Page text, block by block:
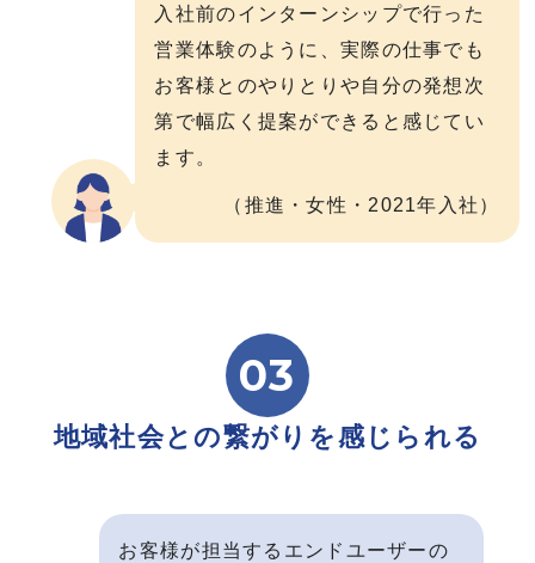
入社前のインターンシップで行った
営業体験のように、実際の仕事でも
お客様とのやりとりや自分の発想次
第で幅広く提案ができると感じてい
ます。
（推進・女性・2021年入社）
03
地域社会との繋がりを感じられる
お客様が担当するエンドユーザーの